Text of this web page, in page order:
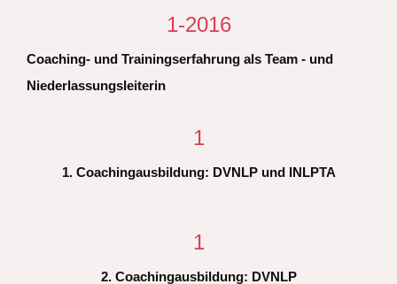
Coaching- und Trainingserfahrung als Team - und
Niederlassungsleiterin
1-2016
1. Coachingausbildung: DVNLP und INLPTA
1
2. Coachingausbildung: DVNLP
1